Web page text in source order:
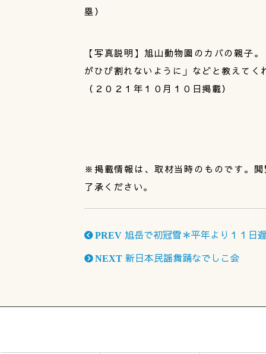
塁）
【写真説明】旭山動物園のカバの親子
がひび割れないように」などと教えてく
（２０２１年１０月１０日掲載）
※掲載情報は、取材当時のものです。
了承ください。
PREV 旭岳で初冠雪＊平年より１１日
NEXT 新日本民謡舞踊なでしこ会